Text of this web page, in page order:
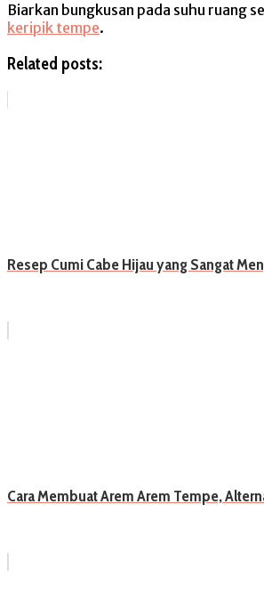
Biarkan bungkusan pada suhu ruang
keripik tempe.
Related posts:
Resep Cumi Cabe Hijau yang Sangat
Cara Membuat Arem Arem Tempe,